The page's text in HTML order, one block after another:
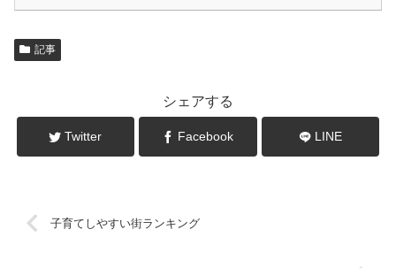
記事
シェアする
Twitter Facebook LINE
子育てしやすい街ランキング